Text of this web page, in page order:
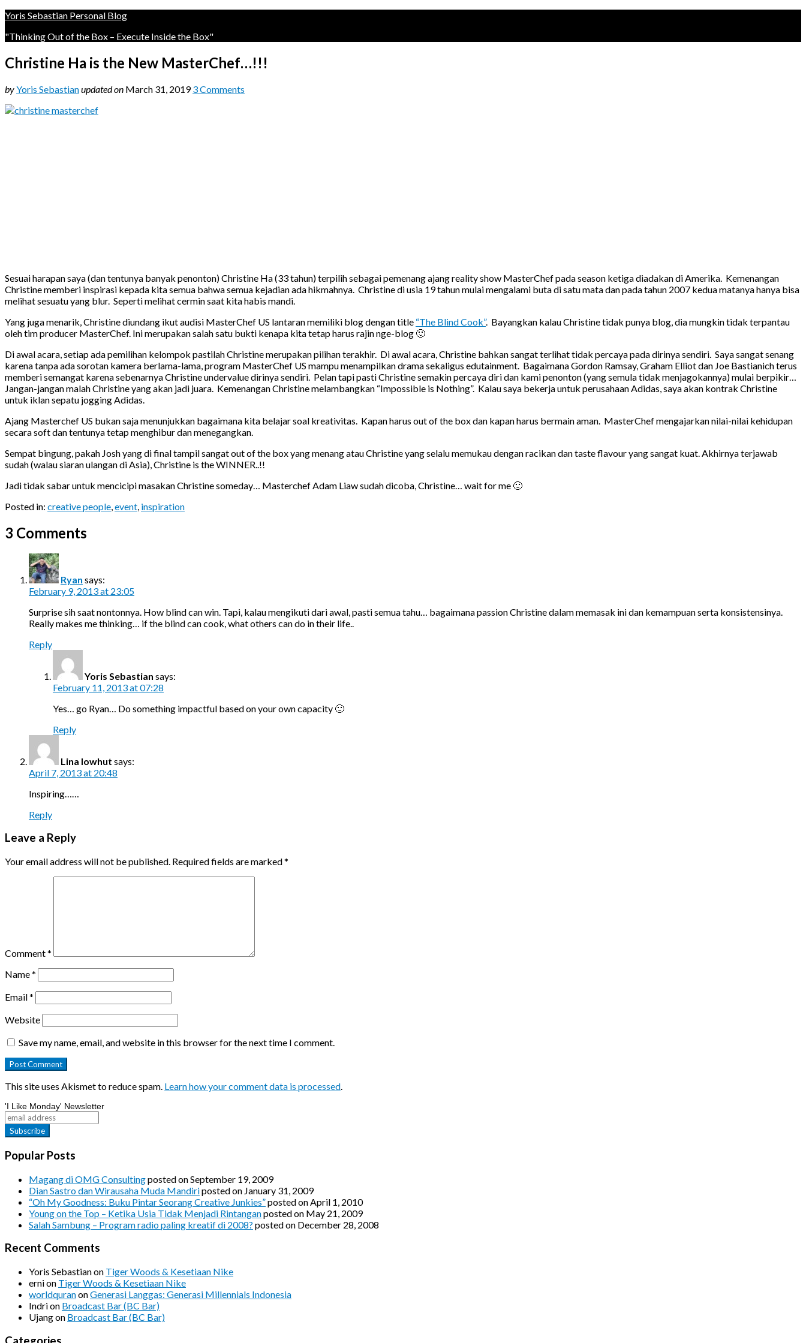
Yoris Sebastian Personal Blog
"Thinking Out of the Box – Execute Inside the Box"
Christine Ha is the New MasterChef…!!!
byYoris Sebastianupdated on March 31, 2019 3 Comments
Sesuai harapan saya (dan tentunya banyak penonton) Christine Ha (33 tahun) terpilih sebagai pemenang ajang reality show MasterChef pada season ketiga diadakan di Amerika. Kemenangan
Christine memberi inspirasi kepada kita semua bahwa semua kejadian ada hikmahnya. Christine di usia 19 tahun mulai mengalami buta di satu mata dan pada tahun 2007 kedua matanya hanya bisa
melihat sesuatu yang blur. Seperti melihat cermin saat kita habis mandi.
Yang juga menarik, Christine diundang ikut audisi MasterChef US lantaran memiliki blog dengan title “The Blind Cook”. Bayangkan kalau Christine tidak punya blog, dia mungkin tidak terpantau
oleh tim producer MasterChef. Ini merupakan salah satu bukti kenapa kita tetap harus rajin nge-blog 🙂
Di awal acara, setiap ada pemilihan kelompok pastilah Christine merupakan pilihan terakhir. Di awal acara, Christine bahkan sangat terlihat tidak percaya pada dirinya sendiri. Saya sangat senang
karena tanpa ada sorotan kamera berlama-lama, program MasterChef US mampu menampilkan drama sekaligus edutainment. Bagaimana Gordon Ramsay, Graham Elliot dan Joe Bastianich terus
memberi semangat karena sebenarnya Christine undervalue dirinya sendiri. Pelan tapi pasti Christine semakin percaya diri dan kami penonton (yang semula tidak menjagokannya) mulai berpikir…
Jangan-jangan malah Christine yang akan jadi juara. Kemenangan Christine melambangkan “Impossible is Nothing”. Kalau saya bekerja untuk perusahaan Adidas, saya akan kontrak Christine
untuk iklan sepatu jogging Adidas.
Ajang Masterchef US bukan saja menunjukkan bagaimana kita belajar soal kreativitas. Kapan harus out of the box dan kapan harus bermain aman. MasterChef mengajarkan nilai-nilai kehidupan
secara soft dan tentunya tetap menghibur dan menegangkan.
Sempat bingung, pakah Josh yang di final tampil sangat out of the box yang menang atau Christine yang selalu memukau dengan racikan dan taste flavour yang sangat kuat. Akhirnya terjawab
sudah (walau siaran ulangan di Asia), Christine is the WINNER..!!
Jadi tidak sabar untuk mencicipi masakan Christine someday… Masterchef Adam Liaw sudah dicoba, Christine… wait for me 🙂
Posted in: creative people,event, inspiration
3 Comments
Ryan says:
February 9, 2013 at 23:05
Surprise sih saat nontonnya. How blind can win. Tapi, kalau mengikuti dari awal, pasti semua tahu… bagaimana passion Christine dalam memasak ini dan kemampuan serta konsistensinya.
Really makes me thinking… if the blind can cook, what others can do in their life..
Reply
Yoris Sebastian says:
February 11, 2013 at 07:28
Yes… go Ryan… Do something impactful based on your own capacity 🙂
Reply
Lina lowhut says:
April 7, 2013 at 20:48
Inspiring……
Reply
Leave a Reply
Your email address will not be published. Required fields are marked*
Comment*
Name*
Email*
Website
Save my name, email, and website in this browser for the next time I comment.
This site uses Akismet to reduce spam. Learn how your comment data is processed.
'I Like Monday' Newsletter
Popular Posts
Magang di OMG Consultingposted on September 19, 2009
Dian Sastro dan Wirausaha Muda Mandiriposted on January 31, 2009
“Oh My Goodness: Buku Pintar Seorang Creative Junkies”posted on April 1, 2010
Young on the Top – Ketika Usia Tidak Menjadi Rintanganposted on May 21, 2009
Salah Sambung – Program radio paling kreatif di 2008? posted on December 28, 2008
Recent Comments
Yoris Sebastianon Tiger Woods & Kesetiaan Nike
ernion Tiger Woods & Kesetiaan Nike
worldquranonGenerasi Langgas: Generasi Millennials Indonesia
Indrion Broadcast Bar (BC Bar)
Ujangon Broadcast Bar (BC Bar)